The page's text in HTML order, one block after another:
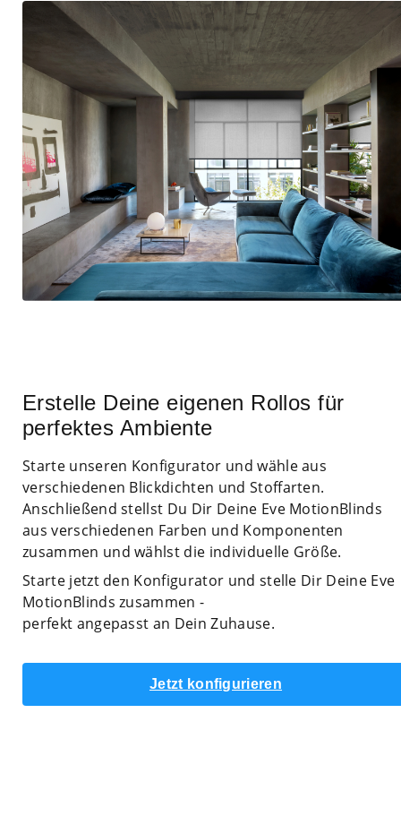
Erstelle Deine eigenen Rollos für
perfektes Ambiente
Starte unseren Konfigurator und wähle aus
verschiedenen Blickdichten und Stoffarten.
Anschließend stellst Du Dir Deine Eve MotionBlinds
aus verschiedenen Farben und Komponenten
zusammen und wählst die individuelle Größe.
Starte jetzt den Konfigurator und stelle Dir Deine Eve
MotionBlinds zusammen -
perfekt angepasst an Dein Zuhause.
Jetzt konfigurieren